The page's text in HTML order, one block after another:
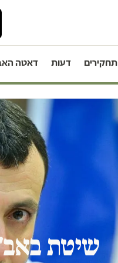
תחקירים דעות דאטה
שיטת